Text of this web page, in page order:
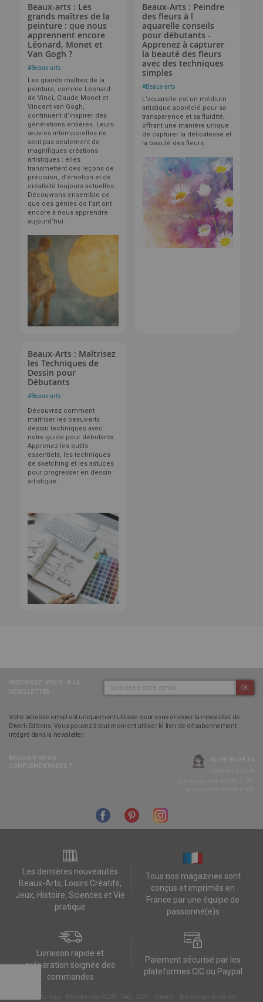
Beaux-arts : Les
grands maîtres de la
peinture : que nous
apprennent encore
Léonard, Monet et
Van Gogh ?
#Beaux-arts
Les grands maîtres de la
peinture, comme Léonard
de Vinci, Claude Monet et
Vincent van Gogh,
continuent d’inspirer des
générations entières. Leurs
œuvres intemporelles ne
sont pas seulement de
magnifiques créations
artistiques : elles
transmettent des leçons de
précision, d’émotion et de
créativité toujours actuelles.
Découvrons ensemble ce
que ces génies de l’art ont
encore à nous apprendre
aujourd’hui.
Beaux-Arts : Peindre
des fleurs à l
aquarelle conseils
pour débutants -
Apprenez à capturer
la beauté des fleurs
avec des techniques
simples
#Beaux-arts
L'aquarelle est un médium
artistique apprécié pour sa
transparence et sa fluidité,
offrant une manière unique
de capturer la délicatesse et
la beauté des fleurs.
Beaux-Arts : Maîtrisez
les Techniques de
Dessin pour
Débutants
#Beaux-arts
Découvrez comment
maîtriser les beaux-arts
dessin techniques avec
notre guide pour débutants.
Apprenez les outils
essentiels, les techniques
de sketching et les astuces
pour progresser en dessin
artistique.
OK
Votre adresse email est uniquement utilisée pour vous envoyer la newsletter de
Diverti Editions. Vous pouvez à tout moment utiliser le lien de désabonnement
intégré dans la newsletter.
Les dernières nouveautés
Beaux-Arts, Loisirs Créatifs,
Jeux, Histoire, Sciences et Vie
pratique
Tous nos magazines sont
conçus et imprimés en
France par une équipe de
passionné(e)s
Livraison rapide et
préparation soignée des
commandes
Paiement sécurisé par les
plateformes CIC ou Paypal
Contactez-nous Mes données RGPD FAQ CGV Contact Données personnelles